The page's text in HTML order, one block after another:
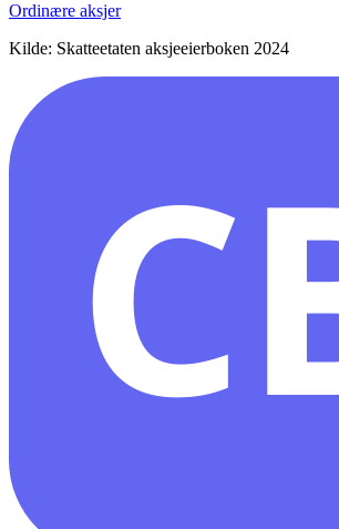
Ordinære aksjer
Kilde: Skatteetaten aksjeeierboken 2024